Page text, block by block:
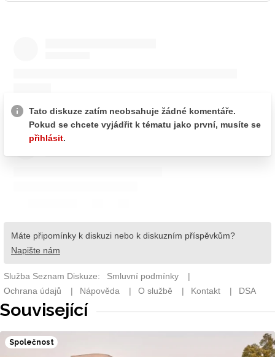
Související
Společnost